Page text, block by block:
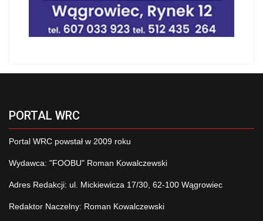
PORTAL WRC
Portal WRC powstał w 2009 roku
Wydawca: "FOOBU" Roman Kowalczewski
Adres Redakcji: ul. Mickiewicza 17/30, 62-100 Wągrowiec
Redaktor Naczelny: Roman Kowalczewski